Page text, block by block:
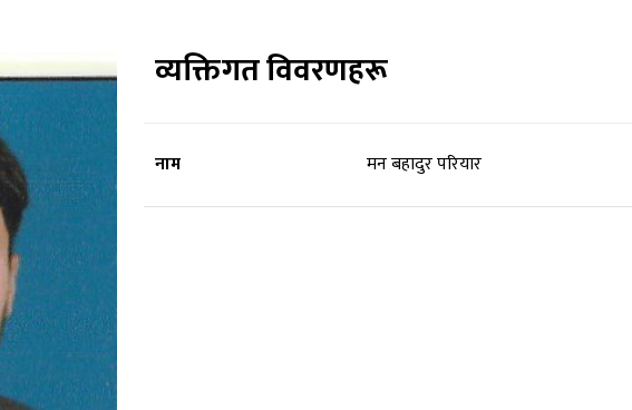
व्यक्तिगत विवरणहरू
नाम मन बहादुर परियार